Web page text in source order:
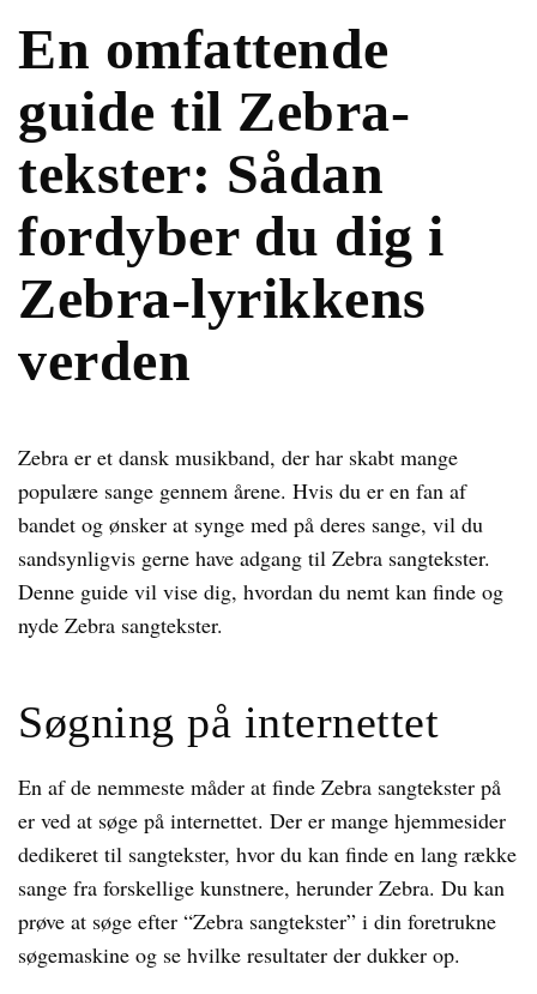
En omfattende
guide til Zebra-
tekster: Sådan
fordyber du dig i
Zebra-lyrikkens
verden
Zebra er et dansk musikband, der har skabt mange
populære sange gennem årene. Hvis du er en fan af
bandet og ønsker at synge med på deres sange, vil du
sandsynligvis gerne have adgang til Zebra sangtekster.
Denne guide vil vise dig, hvordan du nemt kan finde og
nyde Zebra sangtekster.
Søgning på internettet
En af de nemmeste måder at finde Zebra sangtekster på
er ved at søge på internettet. Der er mange hjemmesider
dedikeret til sangtekster, hvor du kan finde en lang række
sange fra forskellige kunstnere, herunder Zebra. Du kan
prøve at søge efter “Zebra sangtekster” i din foretrukne
søgemaskine og se hvilke resultater der dukker op.